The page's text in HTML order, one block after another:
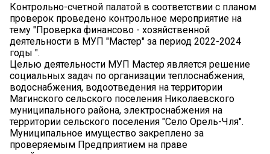
Контрольно-счетной палатой в соответствии с планом
проверок проведено контрольное мероприятие на
тему "Проверка финансово - хозяйственной
деятельности в МУП "Мастер" за период 2022-2024
годы ".
Целью деятельности МУП Мастер является решение
социальных задач по организации теплоснабжения,
водоснабжения, водоотведения на территории
Магинского сельского поселения Николаевского
муниципального района, электроснабжения на
территории сельского поселения "Село Орель-Чля".
Муниципальное имущество закреплено за
проверяемым Предприятием на праве